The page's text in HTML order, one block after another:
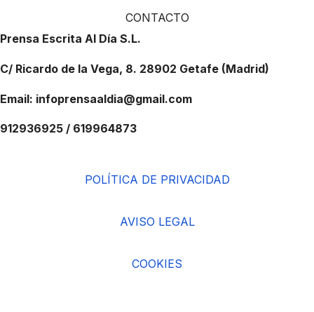
CONTACTO
Prensa Escrita Al Día S.L.
C/ Ricardo de la Vega, 8. 28902 Getafe (Madrid)
Email: infoprensaaldia@gmail.com
912936925 / 619964873
POLÍTICA DE PRIVACIDAD
AVISO LEGAL
COOKIES